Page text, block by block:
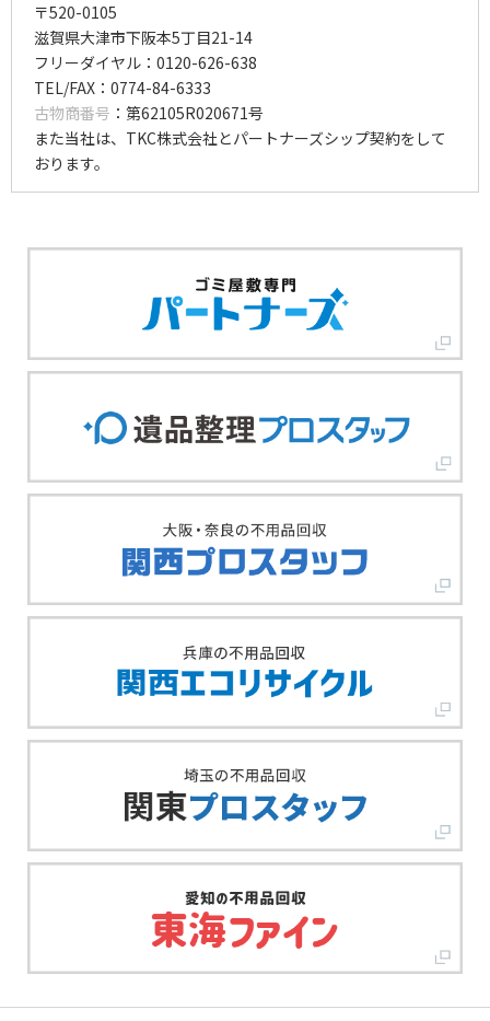
〒520-0105
滋賀県大津市下阪本5丁目21-14
フリーダイヤル：0120-626-638
TEL/FAX：0774-84-6333
古物商番号 ：第62105R020671号
また当社は、TKC株式会社とパートナーズシップ契約をして
おります。